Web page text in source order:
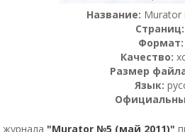
Название: Murator
Страниц:
Формат:
Качество:
Размер
Язык:
журнала "Murator №5 (май 2011)"